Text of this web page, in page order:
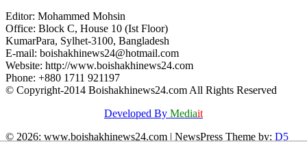
Editor: Mohammed Mohsin
Office: Block C, House 10 (Ist Floor)
KumarPara, Sylhet-3100, Bangladesh
E-mail: boishakhinews24@hotmail.com
Website: http://www.boishakhinews24.com
Phone: +880 1711 921197
© Copyright-2014 Boishakhinews24.com All Rights Reserved
Developed By Mediait
© 2026: www.boishakhinews24.com | NewsPress Theme by: D5